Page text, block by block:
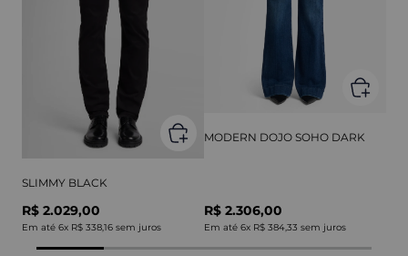
SLIMMY BLACK
R$ 2.029,00
Em até 6x R$ 338,16 sem juros
MODERN DOJO SOHO DARK
R$ 2.306,00
Em até 6x R$ 384,33 sem juros